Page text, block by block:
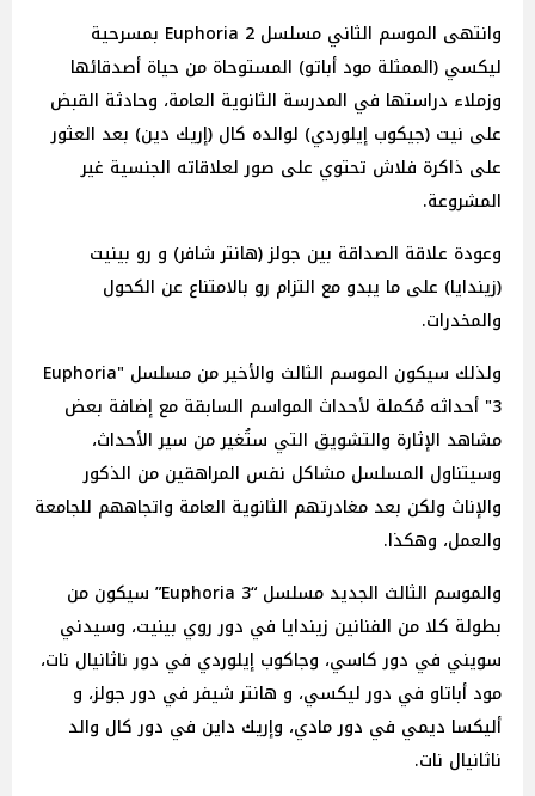
وانتهى الموسم الثاني مسلسل 2 Euphoria بمسرحية
ليكسي (الممثلة مود أباتو) المستوحاة من حياة أصدقائها
وزملاء دراستها في المدرسة الثانوية العامة، وحادثة القبض
على نيت (جيكوب إيلوردي) لوالده كال (إريك دين) بعد العثور
على ذاكرة فلاش تحتوي على صور لعلاقاته الجنسية غير
المشروعة.
وعودة علاقة الصداقة بين جولز (هانتر شافر) و رو بينيت
(زيندايا) على ما يبدو مع التزام رو بالامتناع عن الكحول
والمخدرات.
ولذلك سيكون الموسم الثالث والأخير من مسلسل "Euphoria
3" أحداثه مُكملة لأحداث المواسم السابقة مع إضافة بعض
مشاهد الإثارة والتشويق التي ستُغير من سير الأحداث،
وسيتناول المسلسل مشاكل نفس المراهقين من الذكور
والإناث ولكن بعد مغادرتهم الثانوية العامة واتجاههم للجامعة
والعمل، وهكذا.
والموسم الثالث الجديد مسلسل “3 Euphoria” سيكون من
بطولة كلا من الفنانين زيندايا في دور روي بينيت، وسيدني
سويني في دور كاسي، وجاكوب إيلوردي في دور ناثانيال نات،
مود أباتاو في دور ليكسي، و هانتر شيفر في دور جولز، و
أليكسا ديمي في دور مادي، وإريك داين في دور كال والد
ناثانيال نات.